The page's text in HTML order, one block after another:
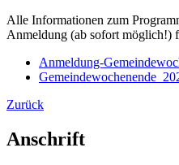
Alle Informationen zum
Anmeldung (ab sofort möglich!)
Anmeldung-
Zurück
Anschrift